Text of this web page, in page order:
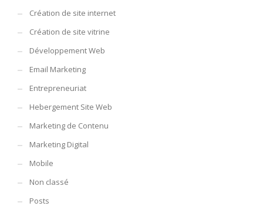
Création de site internet
Création de site vitrine
Développement Web
Email Marketing
Entrepreneuriat
Hebergement Site Web
Marketing de Contenu
Marketing Digital
Mobile
Non classé
Posts